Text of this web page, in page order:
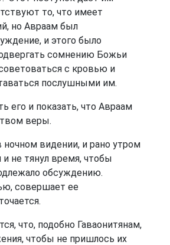
то, что имеет
но Авраам был
и этого было
сомнению Божьи
с кровью и
послушными им.
его и показать, что Авраам
веры.
видении, и рано утром
не тянул время, чтобы
обсуждению.
совершает ее
что, подобно Гаваонитянам,
чтобы не пришлось их